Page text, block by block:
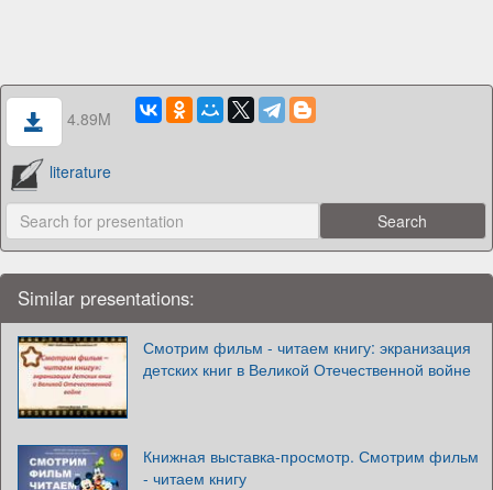
4.89M
literature
Similar presentations:
Смотрим фильм - читаем книгу: экранизация
детских книг в Великой Отечественной войне
Книжная выставка-просмотр. Смотрим фильм
- читаем книгу